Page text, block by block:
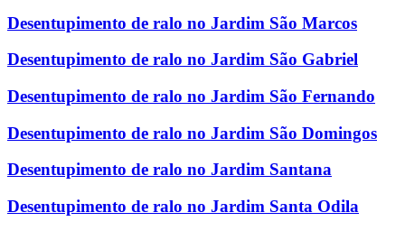
Desentupimento de ralo no Jardim São Marcos
Desentupimento de ralo no Jardim São Gabriel
Desentupimento de ralo no Jardim São Fernando
Desentupimento de ralo no Jardim São Domingos
Desentupimento de ralo no Jardim Santana
Desentupimento de ralo no Jardim Santa Odila